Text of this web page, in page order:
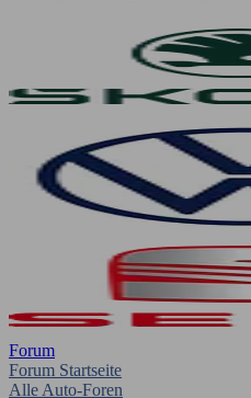
Forum
Forum Startseite
Alle Auto-Foren